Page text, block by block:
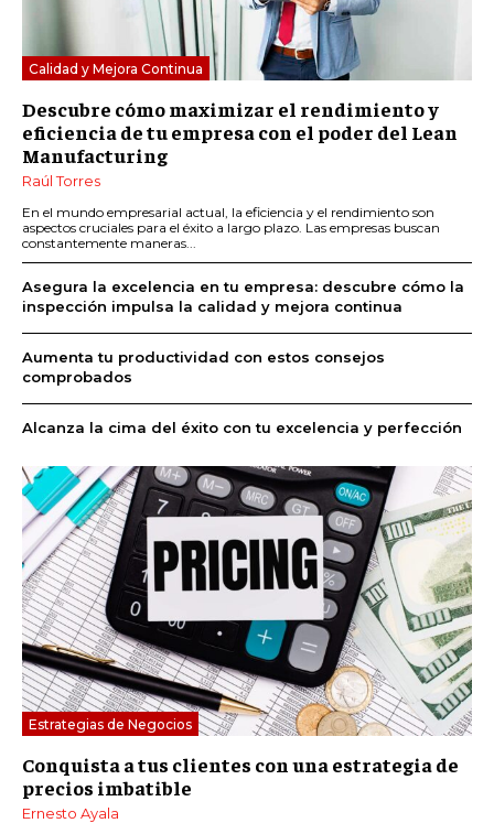
Calidad y Mejora Continua
Descubre cómo maximizar el rendimiento y
eficiencia de tu empresa con el poder del Lean
Manufacturing
Raúl Torres
En el mundo empresarial actual, la eficiencia y el rendimiento son
aspectos cruciales para el éxito a largo plazo. Las empresas buscan
constantemente maneras...
Asegura la excelencia en tu empresa: descubre cómo la
inspección impulsa la calidad y mejora continua
Aumenta tu productividad con estos consejos
comprobados
Alcanza la cima del éxito con tu excelencia y perfección
Estrategias de Negocios
Conquista a tus clientes con una estrategia de
precios imbatible
Ernesto Ayala